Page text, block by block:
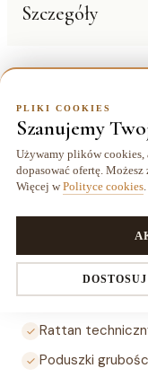
Szczegóły
Opis
Zestaw ogrodowy
stalową ramą
przeznaczony do
krzesła, ławka i
biało (grubość
zamkiem
Najważniejsze
Stalowa rama
Rattan
Poduszki
PLIKI COOKIES
Szanujemy
Używamy plików cookies,
dopasować ofertę.
Więcej w Polityce cookies
DOSTOSUJ
Ustawienia
Decydujesz, które